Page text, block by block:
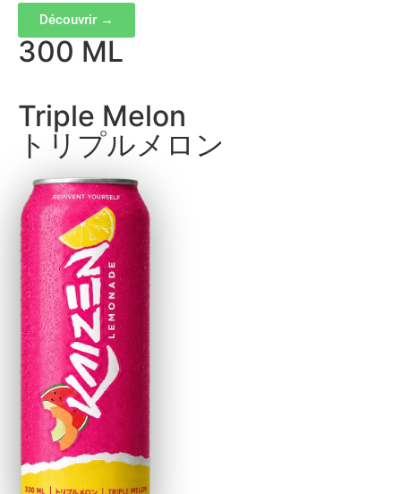
Découvrir →
300 ML
Triple Melon
トリプルメロン